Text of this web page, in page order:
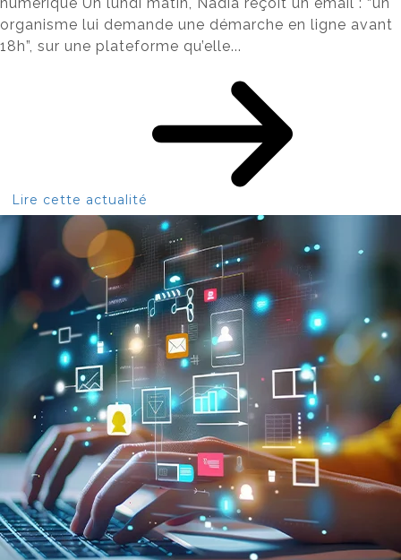
organisme lui demande une démarche en ligne avant
18h”, sur une plateforme qu’elle...
Lire cette actualité